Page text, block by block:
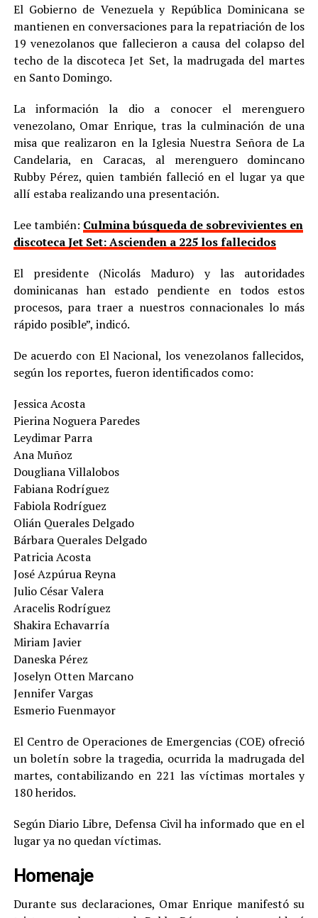
El Gobierno de Venezuela y República Dominicana se
mantienen en conversaciones para la repatriación de los
19 venezolanos que fallecieron a causa del colapso del
techo de la discoteca Jet Set, la madrugada del martes
en Santo Domingo.
La información la dio a conocer el merenguero
venezolano, Omar Enrique, tras la culminación de una
misa que realizaron en la Iglesia Nuestra Señora de La
Candelaria, en Caracas, al merenguero domincano
Rubby Pérez, quien también falleció en el lugar ya que
allí estaba realizando una presentación.
Lee también: Culmina búsqueda de sobrevivientes en
discoteca Jet Set: Ascienden a 225 los fallecidos
El presidente (Nicolás Maduro) y las autoridades
dominicanas han estado pendiente en todos estos
procesos, para traer a nuestros connacionales lo más
rápido posible”, indicó.
De acuerdo con El Nacional, los venezolanos fallecidos,
según los reportes, fueron identificados como:
Jessica Acosta
Pierina Noguera Paredes
Leydimar Parra
Ana Muñoz
Dougliana Villalobos
Fabiana Rodríguez
Fabiola Rodríguez
Olián Querales Delgado
Bárbara Querales Delgado
Patricia Acosta
José Azpúrua Reyna
Julio César Valera
Aracelis Rodríguez
Shakira Echavarría
Miriam Javier
Daneska Pérez
Joselyn Otten Marcano
Jennifer Vargas
Esmerio Fuenmayor
El Centro de Operaciones de Emergencias (COE) ofreció
un boletín sobre la tragedia, ocurrida la madrugada del
martes, contabilizando en 221 las víctimas mortales y
180 heridos.
Según Diario Libre, Defensa Civil ha informado que en el
lugar ya no quedan víctimas.
Homenaje
Durante sus declaraciones, Omar Enrique manifestó su